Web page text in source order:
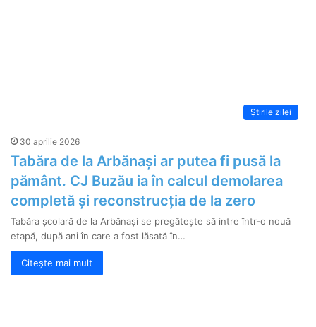
Știrile zilei
30 aprilie 2026
Tabăra de la Arbănași ar putea fi pusă la
pământ. CJ Buzău ia în calcul demolarea
completă și reconstrucția de la zero
Tabăra școlară de la Arbănași se pregătește să intre într-o nouă
etapă, după ani în care a fost lăsată în…
Citește mai mult